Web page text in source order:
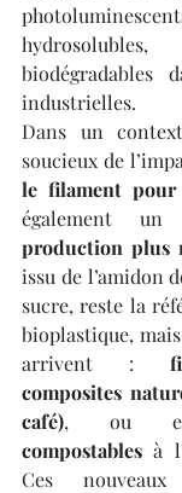
biodégradables
industrielles.
Dans un
le filament
production plus
issu de l’amidon
sucre, reste la
bioplastique,
arrivent :
composites
café), ou
compostables à